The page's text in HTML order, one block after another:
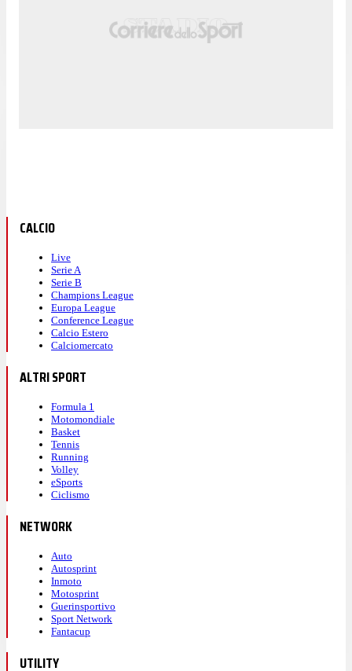
CALCIO
Live
Serie A
Serie B
Champions League
Europa League
Conference League
Calcio Estero
Calciomercato
ALTRI SPORT
Formula 1
Motomondiale
Basket
Tennis
Running
Volley
eSports
Ciclismo
NETWORK
Auto
Autosprint
Inmoto
Motosprint
Guerinsportivo
Sport Network
Fantacup
UTILITY